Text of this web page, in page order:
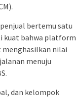
bertemu satu
kuat bahwa platform
nilai
menuju
dan kelompok